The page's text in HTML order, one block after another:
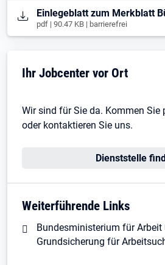
Öffnet in neuem Tab
Einlegeblatt zum Merkblatt
pdf | 90.47 KB | barrierefrei
Ihr Jobcenter vor Ort
Wir sind für Sie da. Kommen Sie
oder kontaktieren Sie uns.
Dienststelle
Weiterführende Links
Bundesministerium für Arbeit
Grundsicherung für